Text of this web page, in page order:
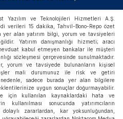
Yazılım ve Teknolojileri Hizmetleri A.Ş.
verileri 15 dakika, Tahvil-Bono-Repo özet
alan yatırım bilgi, yorum ve tavsiyeleri
Yatırım danışmanlığı hizmeti; aracı
kabul etmeyen bankalar ile müşteri
sözleşmesi çerçevesinde sunulmaktadır.
yorum ve tavsiyede bulunanların kişisel
mali durumunuz ile risk ve getiri
sadece burada yer alan bilgilere
uygun sonuçlar doğurmayabilir.
için kullanılan kaynaklardaki hata ve
sonucunda yatırımcıların
zararlardan, kar yoksunluğundan,